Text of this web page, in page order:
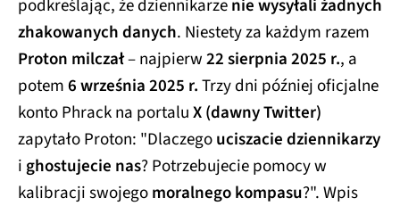
podkreślając, że dziennikarzenie wysyłali żadnych
zhakowanych danych. Niestety za każdym razem
Proton milczał– najpierw22 sierpnia 2025 r., a
potem6 września 2025 r.Trzy dni później oficjalne
konto Phrack na portaluX (dawny Twitter)
zapytało Proton: "Dlaczegouciszacie dziennikarzy
ighostujecie nas? Potrzebujecie pomocy w
kalibracji swojegomoralnego kompasu?". Wpis